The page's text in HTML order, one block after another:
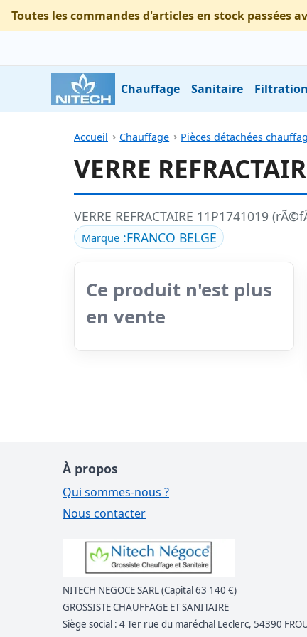
Toutes les commandes d'articles en stock passées
Chauffage Sanitaire Filtration
Accueil Chauffage Pièces détachées
VERRE
VERRE REFRACTAIRE 11P1741019
Marque:FRANCO BELGE
Ce produit n'est plus
en vente
À propos
Qui sommes-nous ?
Nous contacter
NITECH NEGOCE SARL (Capital 63 140 €)
GROSSISTE CHAUFFAGE ET SANITAIRE
Siège social : 4 Ter rue du maréchal Leclerc, 54390